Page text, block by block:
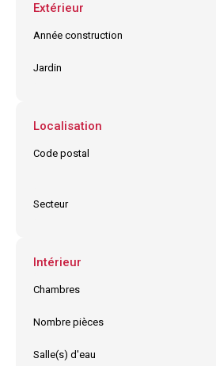
Extérieur
Année construction
Jardin
Localisation
Code postal
Secteur
Intérieur
Chambres
Nombre pièces
Salle(s) d'eau